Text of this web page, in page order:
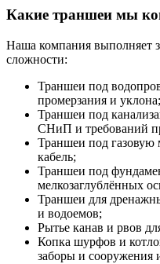
Какие траншеи мы
Наша компания выполняет
сложности:
Траншеи под
промерзания и уклона;
Траншеи под
СНиП и требований
Траншеи под газовую
кабель;
Траншеи под
мелкозаглублённых
Траншеи для
и водоемов;
Рытье канав и рвов
Копка шурфов и
заборы и сооружения